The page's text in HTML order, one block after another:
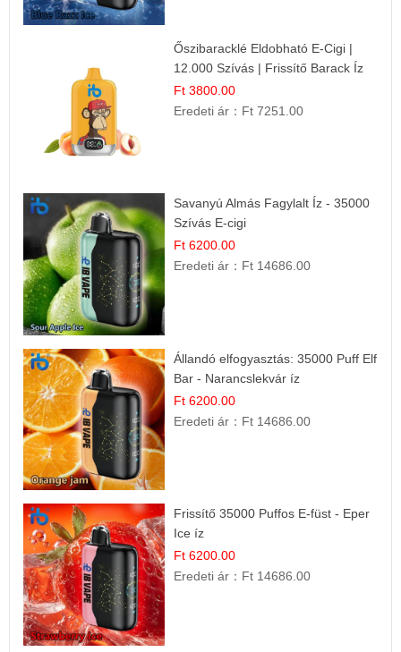
Őszibaracklé Eldobható E-Cigi |
12.000 Szívás | Frissítő Barack Íz
Ft 3800.00
Eredeti ár： Ft 7251.00
Savanyú Almás Fagylalt Íz - 35000
Szívás E-cigi
Ft 6200.00
Eredeti ár： Ft 14686.00
Állandó elfogyasztás: 35000 Puff Elf
Bar - Narancslekvár íz
Ft 6200.00
Eredeti ár： Ft 14686.00
Frissítő 35000 Puffos E-füst - Eper
Ice íz
Ft 6200.00
Eredeti ár： Ft 14686.00